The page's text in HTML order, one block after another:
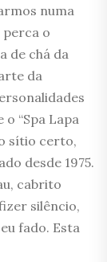
numa
perca o
de chá da
da
“Spa Lapa
sítio certo,
desde 1975.
cabrito
silêncio,
fado. Esta